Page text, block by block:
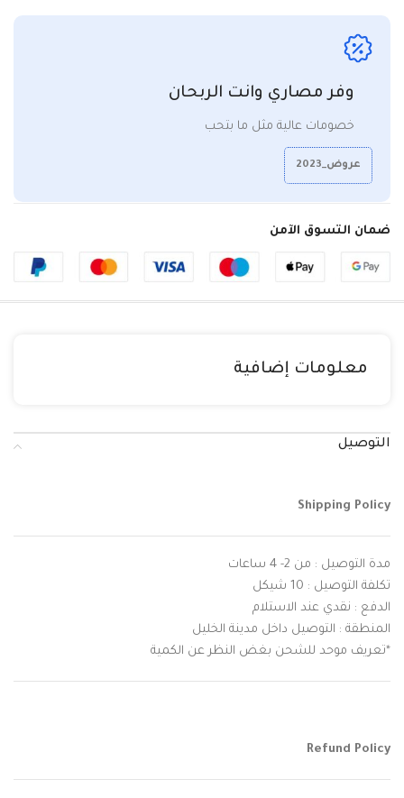
وفر مصاري وانت الربحان
خصومات عالية مثل ما بتحب
عروض_2023
ضمان التسوق الآمن
معلومات إضافية
التوصيل
Shipping Policy
مدة التوصيل : من 2- 4 ساعات
تكلفة التوصيل : 10 شيكل
الدفع : نقدي عند الاستلام
المنطقة : التوصيل داخل مدينة الخليل
*تعريف موحد للشحن بغض النظر عن الكمية
Refund Policy